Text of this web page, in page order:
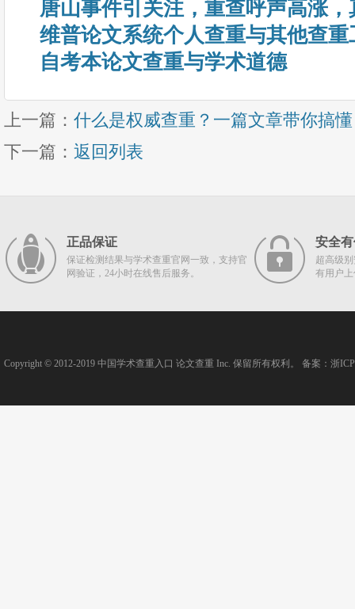
唐山事件引关注，重查呼声高涨
维普论文系统个人查重与其他查
自考本论文查重与学术道德
上一篇： 什么是权威查重？一篇文章带你搞懂
下一篇： 返回列表
正品保证
保证检测结果与学术查重官网一致，支持官
网验证，24小时在线售后服务。
安全
超高级
有用户
Copyright © 2012-2019 中国学术查重入口 论文查重 Inc. 保留所有权利。 备案： 浙